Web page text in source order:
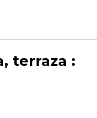
terraza :